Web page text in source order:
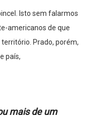
Isto sem falarmos
americanos de que
Prado, porém,
país,
mais de um